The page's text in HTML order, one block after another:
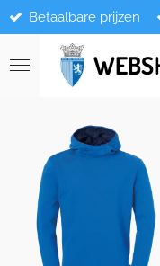
Ga
direct
naar
Betaalbare prijzen